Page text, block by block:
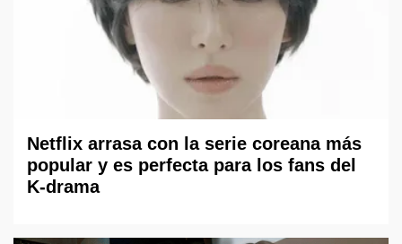
Netflix arrasa con la serie coreana más
popular y es perfecta para los fans del
K-drama